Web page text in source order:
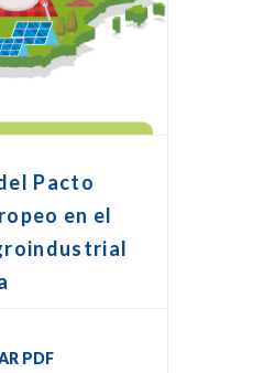
Pacto
en el
PDF